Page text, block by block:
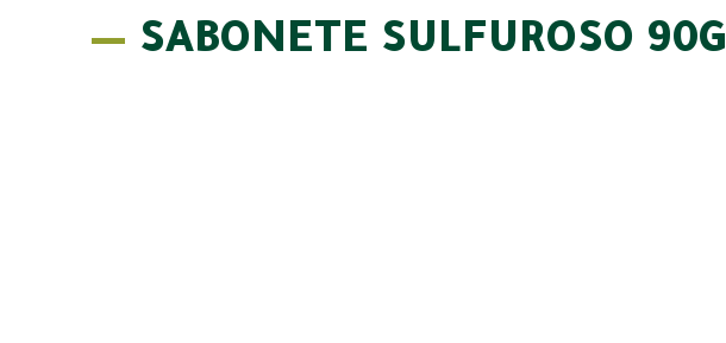
SABONETE SULFUROSO 90G